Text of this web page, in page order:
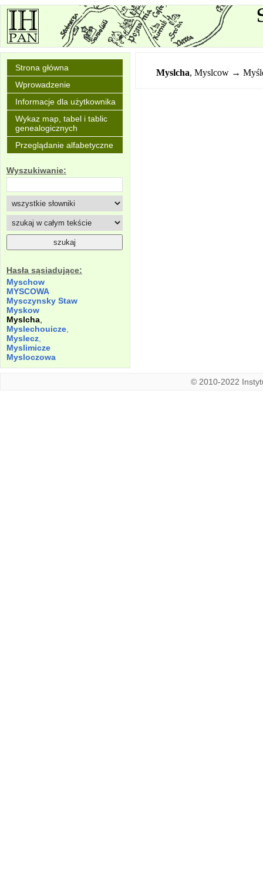
Strona główna
Wprowadzenie
Informacje dla użytkownika
Wykaz map, tabel i tablic
genealogicznych
Przeglądanie alfabetyczne
Wyszukiwanie:
Hasła sąsiadujące:
Myschow
MYSCOWA
Mysczynsky Staw
Myskow
Myslcha
Myslechouicze
Myslecz
Myslimicze
Mysloczowa
Myslcha, Myslcow →
© 2010-2022